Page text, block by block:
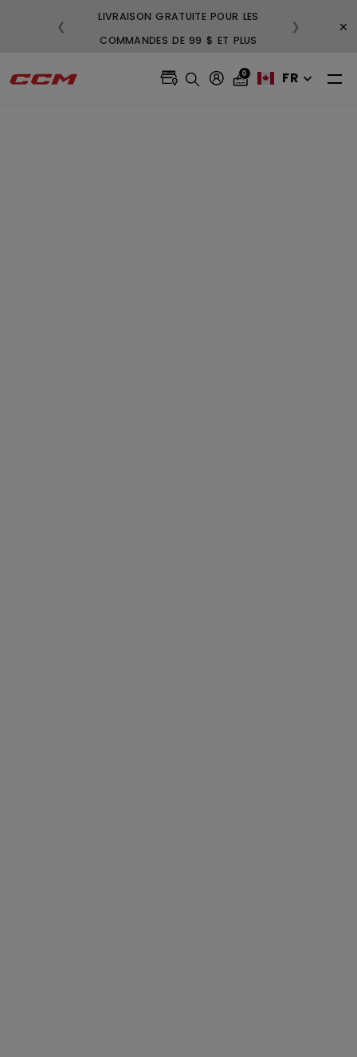
LIVRAISON GRATUITE POUR LES
COMMANDES DE 99 $ ET PLUS
❮ ❯ ×
0 FR